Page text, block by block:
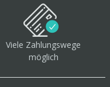
Viele Zahlungswege
möglich